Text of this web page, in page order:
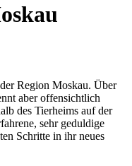
Region Moskau. Über
aber offensichtlich
des Tierheims auf der
sehr geduldige
Schritte in ihr neues